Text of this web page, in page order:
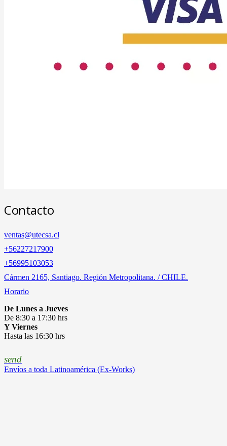
Contacto
ventas@utecsa.cl
+56227217900
‎+56995103053
Cármen 2165, Santiago. Región Metropolitana. / CHILE.
Horario
De Lunes a Jueves
De 8:30 a 17:30 hrs
Y Viernes
Hasta las 16:30 hrs
send
Envíos a toda Latinoamérica (Ex-Works)